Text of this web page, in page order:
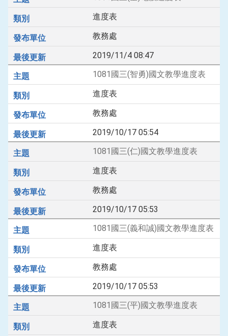
進度表
教務處
2019/11/4 08:47
1081國三(智勇)國文教學進度表
進度表
教務處
2019/10/17 05:54
1081國三(仁)國文教學進度表
進度表
教務處
2019/10/17 05:53
1081國三(義和誠)國文教學進度表
進度表
教務處
2019/10/17 05:53
1081國三(平)國文教學進度表
進度表